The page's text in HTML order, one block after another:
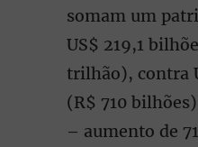
somam um
US$ 219,1
trilhão), contra
(R$ 710
– aumento de